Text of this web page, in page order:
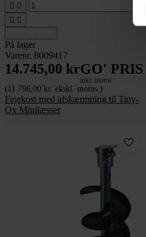
 
 
På lager
Varenr. 8009417
14.745,00 krGO' PRIS
inkl. moms
(11.796,00 kr. ekskl. moms.)
Fejekost med afskærmning til Tiny-
Ox Minilæsser